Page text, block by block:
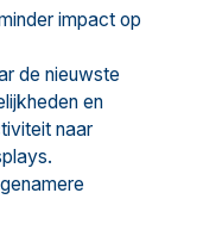
impact op
de nieuwste
en
naar